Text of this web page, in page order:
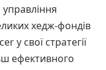
хедж-фондів
у свої стратегії
ефективного